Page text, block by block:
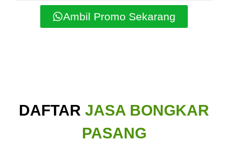
Ambil Promo Sekarang
DAFTAR JASA BONGKAR
PASANG